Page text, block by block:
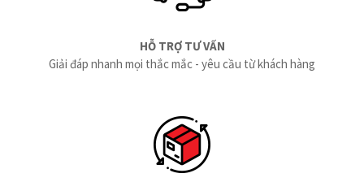
HỖ TRỢ TƯ VẤN
Giải đáp nhanh mọi thắc mắc - yêu cầu từ khách hàng